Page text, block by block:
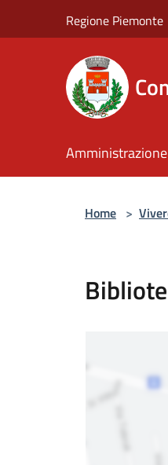
Regione Piemonte
Amministrazione
Home >